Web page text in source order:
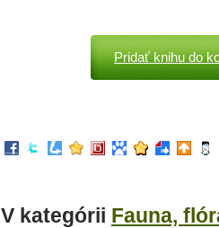
Pridať knihu do
V kategórii Fauna,